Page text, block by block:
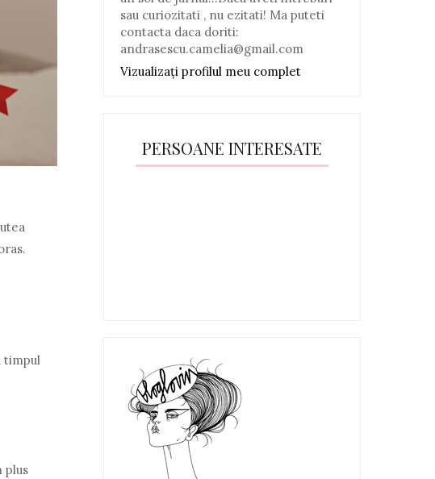
timpul
plus
sau curiozitati , nu ezitati! Ma puteti
contacta daca doriti:
andrasescu.camelia@gmail.com
Vizualizați profilul meu complet
PERSOANE INTERESATE